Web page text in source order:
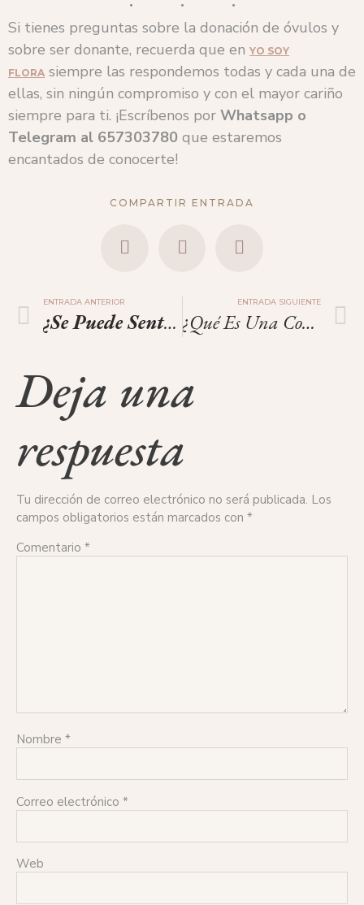
Si tienes preguntas sobre la donación de óvulos y
sobre ser donante, recuerda que en YO SOY
FLORA siempre las respondemos todas y cada una de
ellas, sin ningún compromiso y con el mayor cariño
siempre para ti. ¡Escríbenos por Whatsapp o
Telegram al 657303780 que estaremos
encantados de conocerte!
COMPARTIR ENTRADA
ENTRADA ANTERIOR
¿Se Puede Sentir Ansiedad Antes De Ovular?
ENTRADA SIGUIENTE
¿Qué Es Una Consulta Informativa De Donante De Óvulos?
Deja una
respuesta
Tu dirección de correo electrónico no será publicada. Los
campos obligatorios están marcados con *
Comentario *
Nombre *
Correo electrónico *
Web